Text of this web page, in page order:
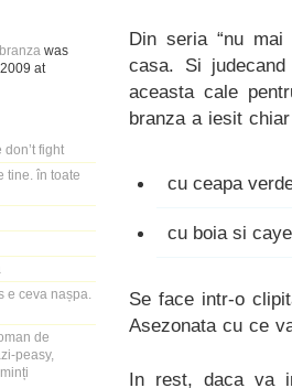
was
at
fight
tine. în toate
e ceva nașpa.
de
peasy,
Din seria “nu mai
casa. Si
aceasta cale
branza a iesit
cu ceapa
cu boia si
Se face intr-o
Asezonata cu ce
In rest, daca va